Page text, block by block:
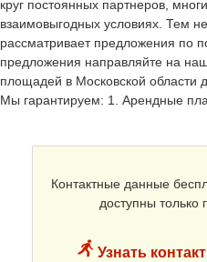
круг постоянных партнеров,
взаимовыгодных условиях. Тем
рассматривает предложения по
предложения направляйте на
площадей в Московской области
Мы гарантируем: 1. Арендные
Контактные данные
доступны только
Узнать